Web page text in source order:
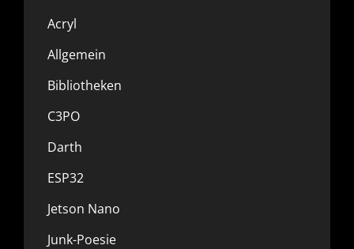
Acryl
Allgemein
Bibliotheken
C3PO
Darth
ESP32
Jetson Nano
Junk-Poesie